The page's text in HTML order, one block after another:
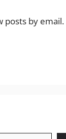
posts by email.